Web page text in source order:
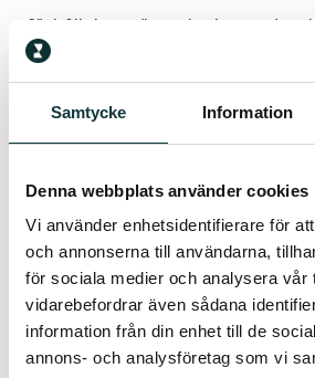
Samtycke Information
Denna webbplats använder cookies
Vi använder enhetsidentifierare för
och annonserna till användarna,
för sociala medier och analysera vår
vidarebefordrar även sådana
information från din enhet till de
annons- och analysföretag som vi
förhållningssätt och trivs med att
operativt arbete med ett mer
vågar ta initiativ, vara nära
du en person som bygger
engagemang och bidrar till att
människor och verksamhet i en
Vill du vara medoch göra
våra chefer, våra medarbetare